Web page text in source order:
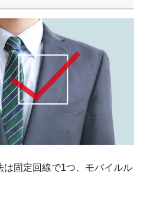
固定回線で1つ、モバイルル